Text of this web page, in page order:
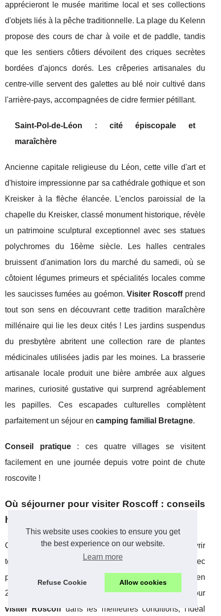
This website uses cookies to ensure you get
the best experience on our website.
Learn more
Refuse Cookie Allow cookies
apprécieront le musée maritime local et ses collections
d'objets liés à la pêche traditionnelle. La plage du Kelenn
propose des cours de char à voile et de paddle, tandis
que les sentiers côtiers dévoilent des criques secrètes
bordées d'ajoncs dorés. Les crêperies artisanales du
centre-ville servent des galettes au blé noir cultivé dans
l'arrière-pays, accompagnées de cidre fermier pétillant.
Saint-Pol-de-Léon : cité épiscopale et
maraîchère
Ancienne capitale religieuse du Léon, cette ville d'art et
d'histoire impressionne par sa cathédrale gothique et son
Kreisker à la flèche élancée. L'enclos paroissial de la
chapelle du Kreisker, classé monument historique, révèle
un patrimoine sculptural exceptionnel avec ses statues
polychromes du 16ème siècle. Les halles centrales
bruissent d'animation lors du marché du samedi, où se
côtoient légumes primeurs et spécialités locales comme
les saucisses fumées au goémon.Visiter Roscoffprend
tout son sens en découvrant cette tradition maraîchère
millénaire qui lie les deux cités ! Les jardins suspendus
du presbytère abritent une collection rare de plantes
médicinales utilisées jadis par les moines. La brasserie
artisanale locale produit une bière ambrée aux algues
marines, curiosité gustative qui surprend agréablement
les papilles. Ces escapades culturelles complètent
parfaitement un séjour en camping familial Bretagne.
Conseil pratique: ces quatre villages se visitent
facilement en une journée depuis votre point de chute
roscovite !
Où séjourner pour visiter Roscoff : conseils
hébergement
Comment choisir le meilleur hébergement pour découvrir
toutes les richesses que recèle la cité corsaire ? Avec
plus de 2,3 millions de visiteurs accueillis en Finistère en
2024, bien choisir sa base de séjour devient crucial. Pour
visiter Roscoff dans les meilleures conditions, l'idéal